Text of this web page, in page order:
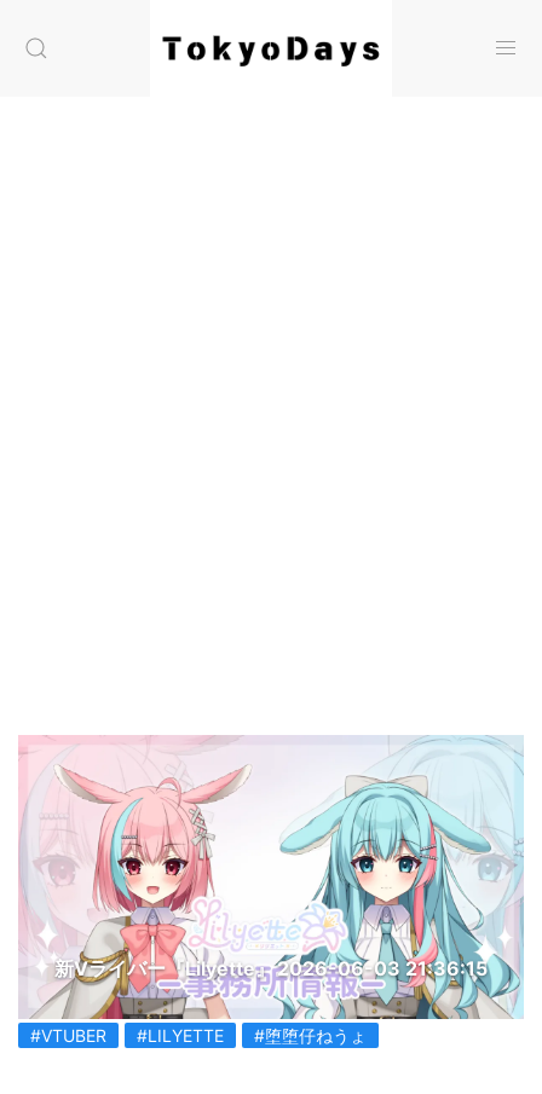
新Vライバー『Lilyette』2026-06-03 21:36:15
#VTUBER #LILYETTE #堕堕仔ねうょ